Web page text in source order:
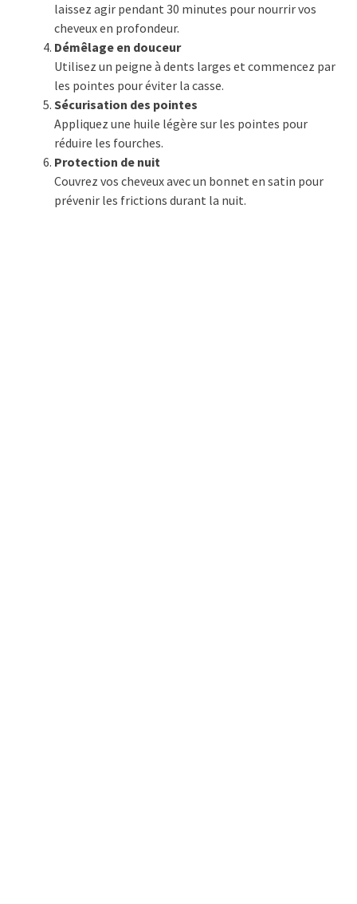
laissez agir pendant 30 minutes pour nourrir vos
cheveux en profondeur.
Démêlage en douceur
Utilisez un peigne à dents larges et commencez par
les pointes pour éviter la casse.
Sécurisation des pointes
Appliquez une huile légère sur les pointes pour
réduire les fourches.
Protection de nuit
Couvrez vos cheveux avec un bonnet en satin pour
prévenir les frictions durant la nuit.